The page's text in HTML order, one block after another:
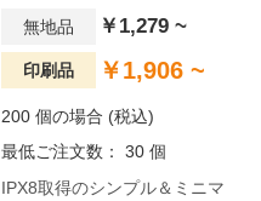
無地品 ￥1,279 ~
印刷品 ￥1,906 ~
200 個の場合 (税込)
最低ご注文数： 30 個
IPX8取得のシンプル＆ミニマ